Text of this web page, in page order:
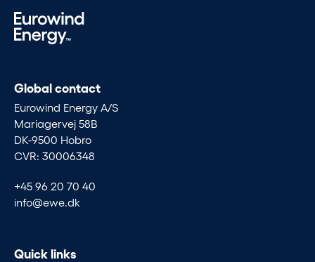
Global contact
Eurowind Energy A/S
Mariagervej 58B
DK-9500 Hobro
CVR: 30006348
+45 96 20 70 40
info@ewe.dk
Quick links